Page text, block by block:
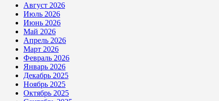
Август 2026
Июль 2026
Июнь 2026
Май 2026
Апрель 2026
Март 2026
Февраль 2026
Январь 2026
Декабрь 2025
Ноябрь 2025
Октябрь 2025